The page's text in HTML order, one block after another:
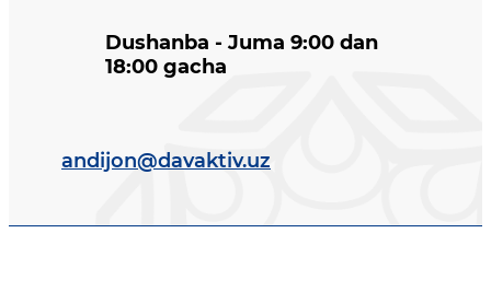
Dushanba - Juma 9:00 dan
18:00 gacha
andijon@davaktiv.uz